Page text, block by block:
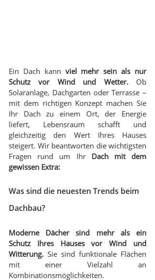
Ein Dach kann viel mehr sein als nur
Schutz vor Wind und Wetter. Ob
Solaranlage, Dachgarten oder Terrasse –
mit dem richtigen Konzept machen Sie
Ihr Dach zu einem Ort, der Energie
liefert, Lebensraum schafft und
gleichzeitig den Wert Ihres Hauses
steigert. Wir beantworten die wichtigsten
Fragen rund um Ihr Dach mit dem
gewissen Extra:
Was sind die neuesten Trends beim
Dachbau?
Moderne Dächer sind mehr als ein
Schutz Ihres Hauses vor Wind und
Witterung. Sie sind funktionale Flächen
mit einer Vielzahl an